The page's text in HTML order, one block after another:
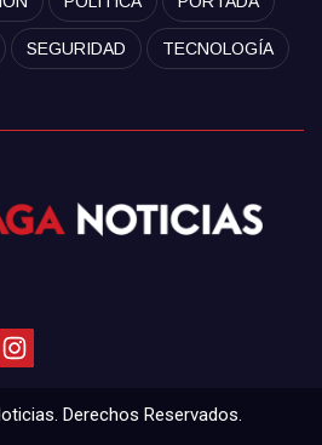
SEGURIDAD TECNOLOGÍA
Derechos Reservados.